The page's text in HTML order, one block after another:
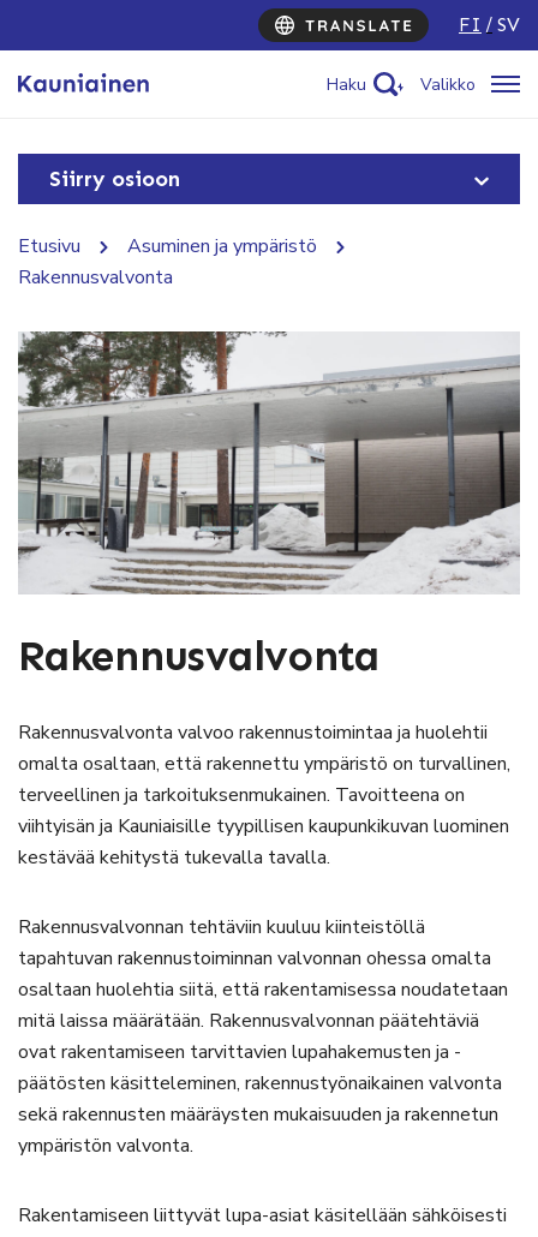
FI SV
Haku Valikko
Siirry osioon
Etusivu
Asuminen ja ympäristö
Rakennusvalvonta
Rakennusvalvonta
Rakennusvalvonta valvoo rakennustoimintaa ja huolehtii
omalta osaltaan, että rakennettu ympäristö on turvallinen,
terveellinen ja tarkoituksenmukainen. Tavoitteena on
viihtyisän ja Kauniaisille tyypillisen kaupunkikuvan luominen
kestävää kehitystä tukevalla tavalla.
Rakennusvalvonnan tehtäviin kuuluu kiinteistöllä
tapahtuvan rakennustoiminnan valvonnan ohessa omalta
osaltaan huolehtia siitä, että rakentamisessa noudatetaan
mitä laissa määrätään. Rakennusvalvonnan päätehtäviä
ovat rakentamiseen tarvittavien lupahakemusten ja -
päätösten käsitteleminen, rakennustyönaikainen valvonta
sekä rakennusten määräysten mukaisuuden ja rakennetun
ympäristön valvonta.
Rakentamiseen liittyvät lupa-asiat käsitellään sähköisesti